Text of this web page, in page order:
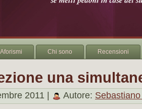
Aforismi Chi sono Recensioni
una
2011 | Autore: